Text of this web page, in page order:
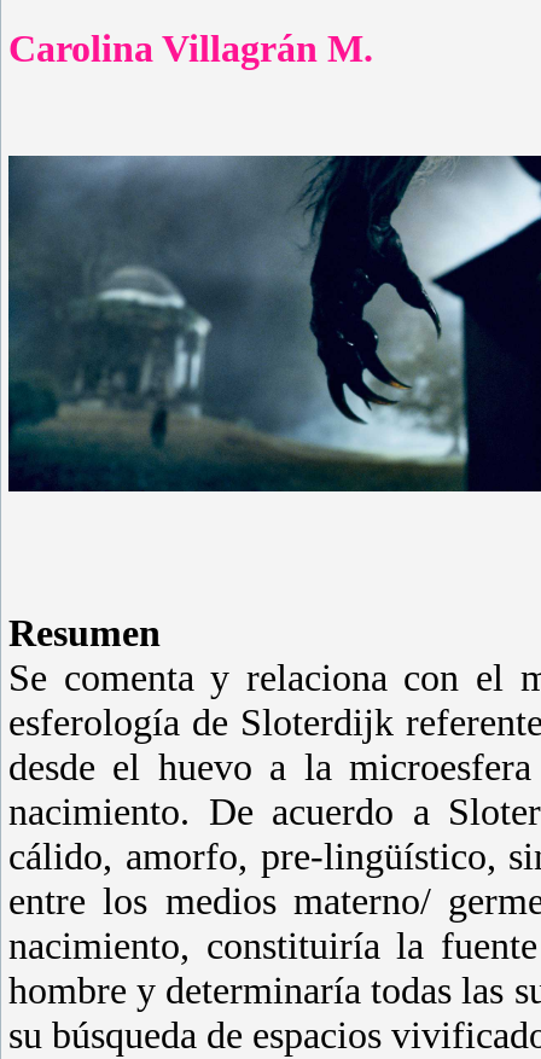
Carolina Villagrán M.
Resumen
Se comenta y relaciona con el
esferología de Sloterdijk
desde el huevo a la
nacimiento. De acuerdo a
cálido, amorfo, pre-lingüístico,
entre los medios materno/
nacimiento, constituiría la
hombre y determinaría todas las
su búsqueda de espacios